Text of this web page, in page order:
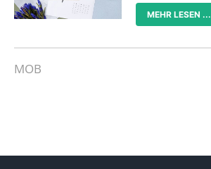
MEHR LESEN ...
MOB